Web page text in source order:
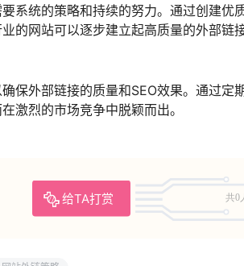
系统的策略和持续的努力。通过创建优
的网站可以逐步建立起高质量的外部链
保外部链接的质量和SEO效果。通过定
激烈的市场竞争中脱颖而出。
给TA打赏 共0